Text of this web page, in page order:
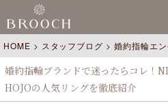
HOME > スタッフブログ >婚約指輪エ
婚約指輪ブランドで迷ったらコレ！
HOJOの人気リングを徹底紹介